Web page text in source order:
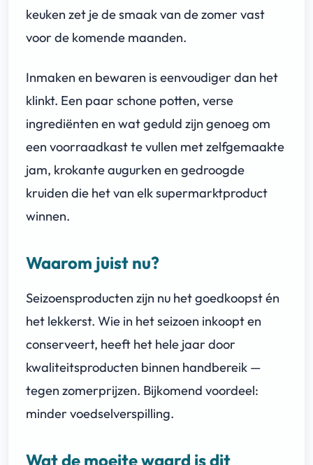
keuken zet je de smaak van de zomer vast
voor de komende maanden.
Inmaken en bewaren is eenvoudiger dan het
klinkt. Een paar schone potten, verse
ingrediënten en wat geduld zijn genoeg om
een voorraadkast te vullen met zelfgemaakte
jam, krokante augurken en gedroogde
kruiden die het van elk supermarktproduct
winnen.
Waarom juist nu?
Seizoensproducten zijn nu het goedkoopst én
het lekkerst. Wie in het seizoen inkoopt en
conserveert, heeft het hele jaar door
kwaliteitsproducten binnen handbereik —
tegen zomerprijzen. Bijkomend voordeel:
minder voedselverspilling.
Wat de moeite waard is dit